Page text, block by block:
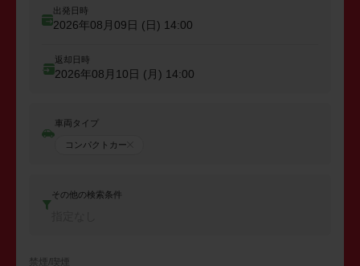
出発日時
2026年08月09日 (日) 14:00
返却日時
2026年08月10日 (月) 14:00
車両タイプ
コンパクトカー
その他の検索条件
禁煙/喫煙